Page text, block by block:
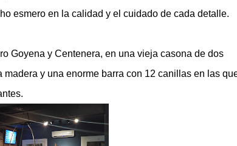
esmero en la calidad y el cuidado de cada detalle.
Goyena y Centenera, en una vieja casona de dos
y una enorme barra con 12 canillas en las